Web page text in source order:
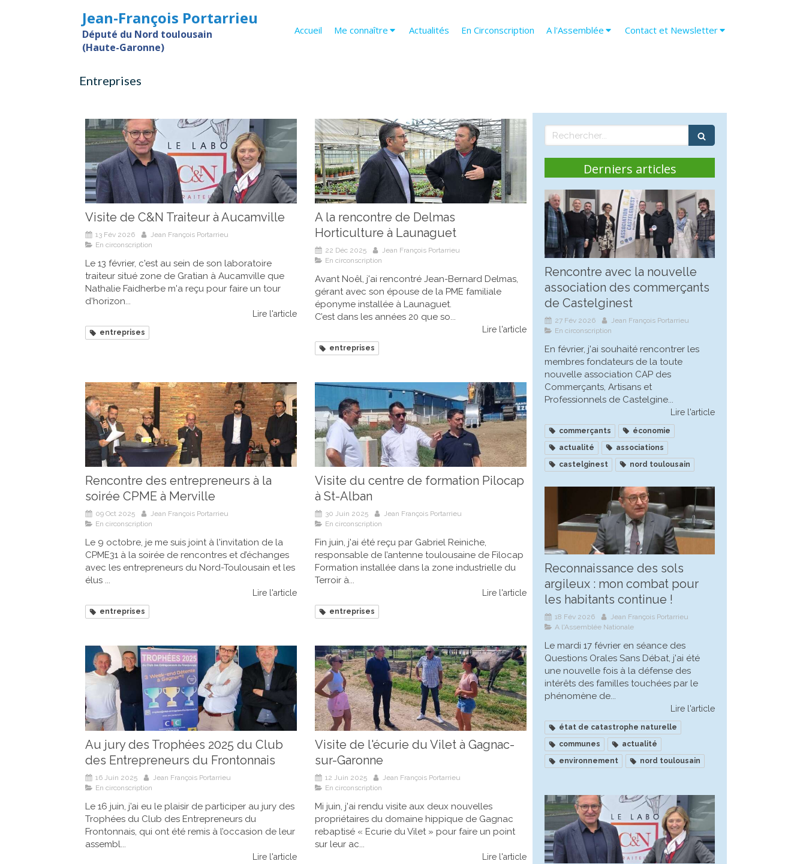
Accueil Me connaître Actualités En Circonscription A l'Assemblée Contact et Newsletter
Jean-François Portarrieu
Député du Nord toulousain
(Haute-Garonne)
Entreprises
Visite de C&N Traiteur à Aucamville
13 Fév 2026
Jean François Portarrieu
En circonscription
Le 13 février, c'est au sein de son laboratoire
traiteur situé zone de Gratian à Aucamville que
Nathalie Faidherbe m'a reçu pour faire un tour
d'horizon...
Lire l'article
entreprises
A la rencontre de Delmas
Horticulture à Launaguet
22 Déc 2025
Jean François Portarrieu
En circonscription
Avant Noêl, j'ai rencontré Jean-Bernard Delmas,
gérant avec son épouse de la PME familiale
éponyme installée à Launaguet.
C’est dans les années 20 que so...
Lire l'article
entreprises
Rencontre des entrepreneurs à la
soirée CPME à Merville
09 Oct 2025
Jean François Portarrieu
En circonscription
Le 9 octobre, je me suis joint à l'invitation de la
CPME31 à la soirée de rencontres et d’échanges
avec les entrepreneurs du Nord-Toulousain et les
élus ...
Lire l'article
entreprises
Visite du centre de formation Pilocap
à St-Alban
30 Juin 2025
Jean François Portarrieu
En circonscription
Fin juin, j'ai été reçu par Gabriel Reiniche,
responsable de l’antenne toulousaine de Filocap
Formation installée dans la zone industrielle du
Terroir à...
Lire l'article
entreprises
Au jury des Trophées 2025 du Club
des Entrepreneurs du Frontonnais
16 Juin 2025
Jean François Portarrieu
En circonscription
Le 16 juin, j’ai eu le plaisir de participer au jury des
Trophées du Club des Entrepreneurs du
Frontonnais, qui ont été remis à l’occasion de leur
assembl...
Lire l'article
Visite de l'écurie du Vilet à Gagnac-
sur-Garonne
12 Juin 2025
Jean François Portarrieu
En circonscription
Mi juin, j'ai rendu visite aux deux nouvelles
propriétaires du domaine hippique de Gagnac
rebaptisé « Ecurie du Vilet » pour faire un point
sur leur ac...
Lire l'article
Rechercher
Derniers articles
Rencontre avec la nouvelle
association des commerçants
de Castelginest
27 Fév 2026
Jean François Portarrieu
En circonscription
En février, j'ai souhaité rencontrer les
membres fondateurs de la toute
nouvelle association CAP des
Commerçants, Artisans et
Professionnels de Castelgine...
Lire l'article
commerçants
économie
actualité
associations
castelginest
nord toulousain
Reconnaissance des sols
argileux : mon combat pour
les habitants continue !
18 Fév 2026
Jean François Portarrieu
A l'Assemblée Nationale
Le mardi 17 février en séance des
Questions Orales Sans Débat, j'ai été
une nouvelle fois à la défense des
intérêts des familles touchées par le
phénomène de...
Lire l'article
état de catastrophe naturelle
communes
actualité
environnement
nord toulousain